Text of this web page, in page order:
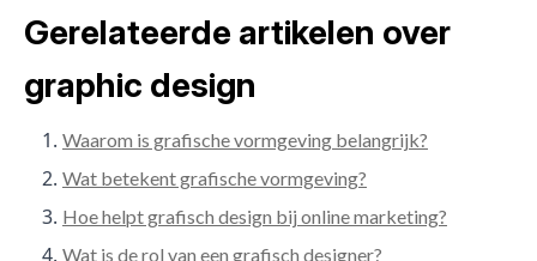
Gerelateerde artikelen over
graphic design
Waarom is grafische vormgeving belangrijk?
Wat betekent grafische vormgeving?
Hoe helpt grafisch design bij online marketing?
Wat is de rol van een grafisch designer?